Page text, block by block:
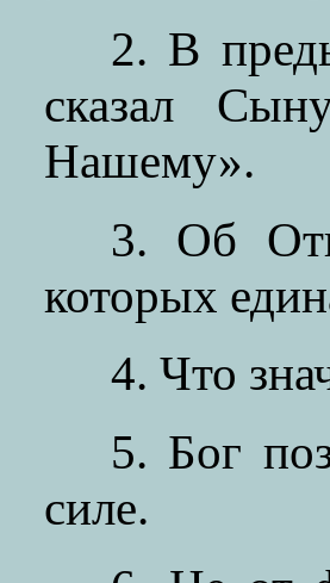
2. В
сказал
Нашему».
3. Об
которых
4. Что
5. Бог
силе.